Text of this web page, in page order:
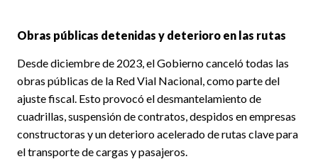
Obras públicas detenidas y deterioro en las rutas
Desde diciembre de 2023, el Gobierno canceló todas las
obras públicas de la Red Vial Nacional, como parte del
ajuste fiscal. Esto provocó el desmantelamiento de
cuadrillas, suspensión de contratos, despidos en empresas
constructoras y un deterioro acelerado de rutas clave para
el transporte de cargas y pasajeros.